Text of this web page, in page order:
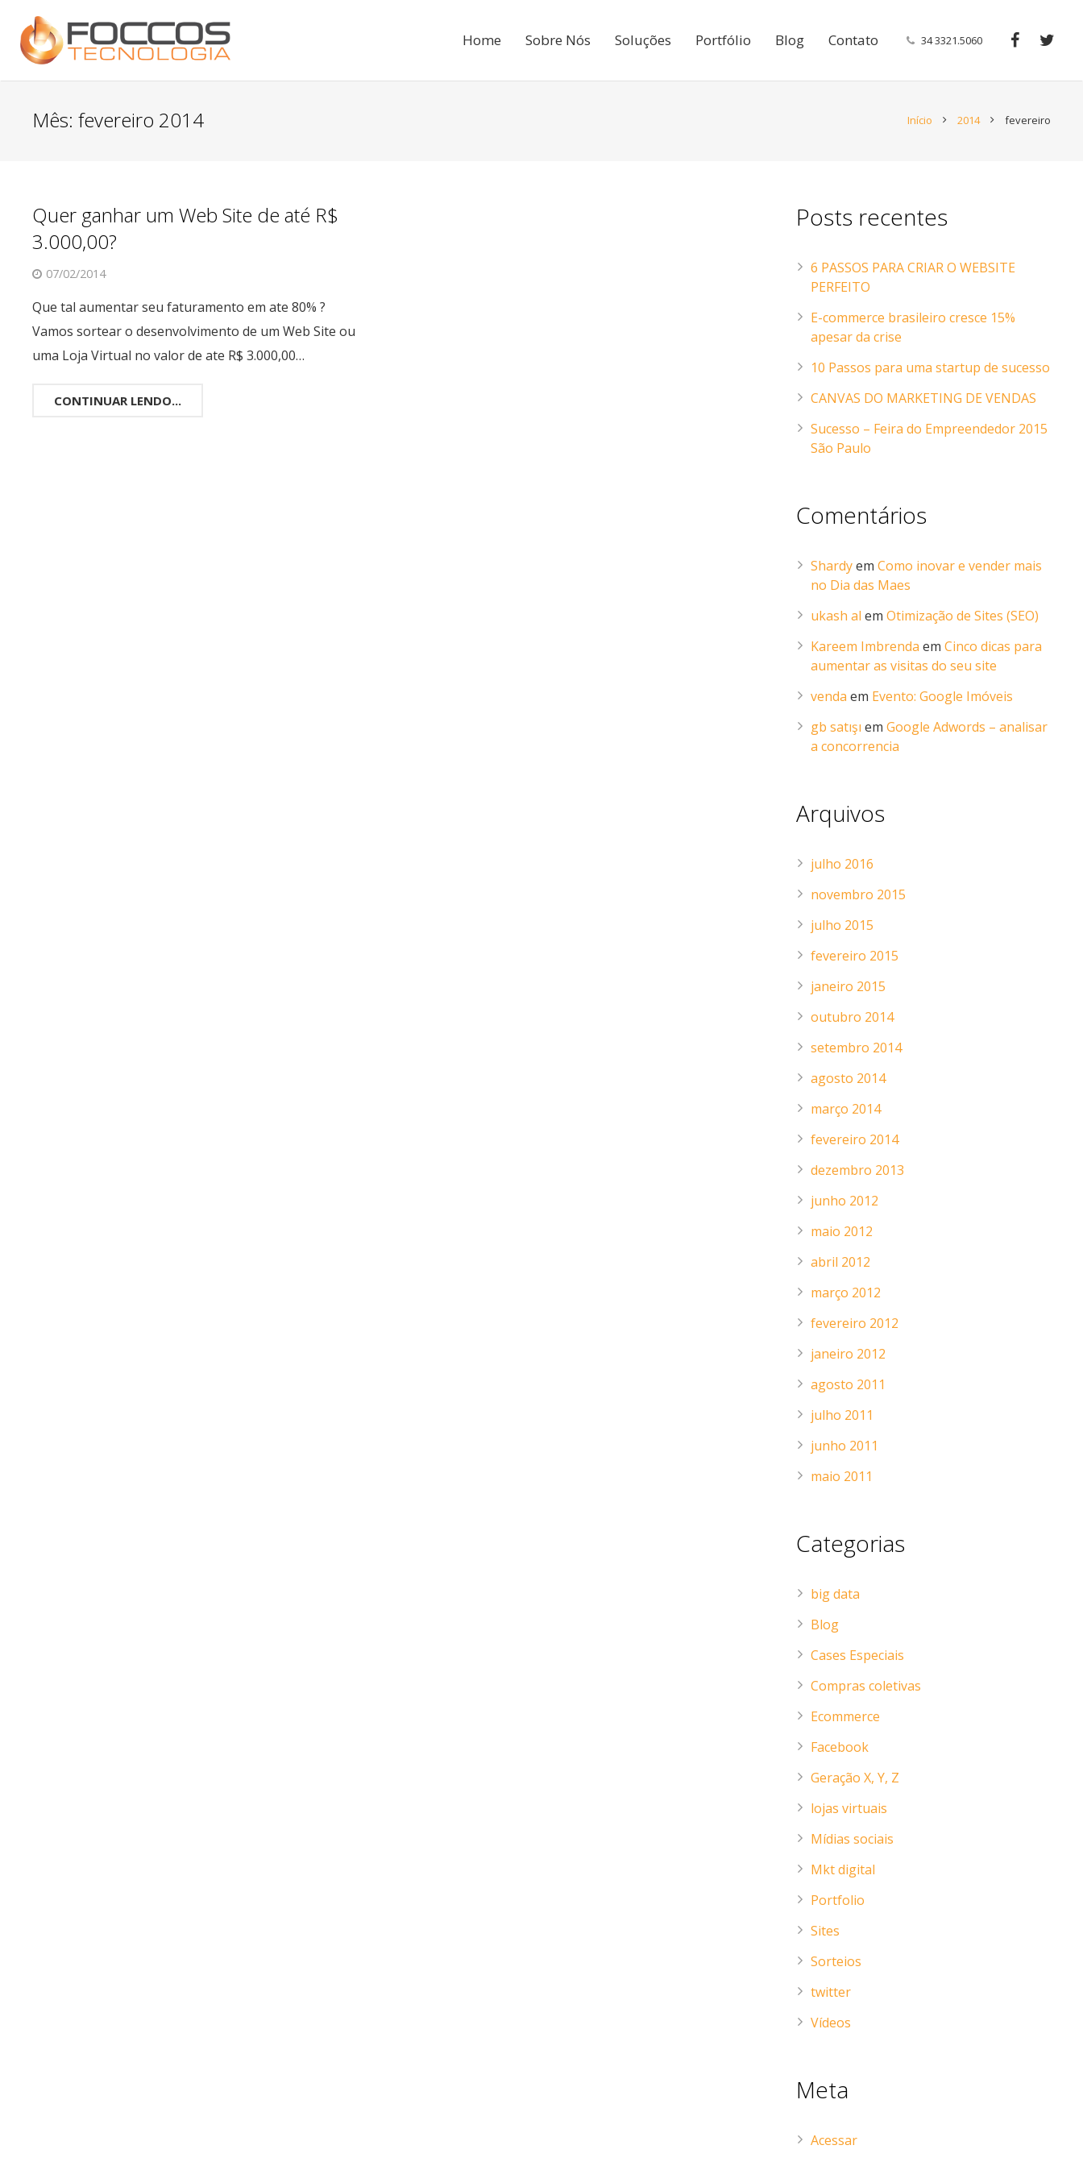
Home Sobre Nós Soluções Portfólio Blog Contato 34 3321.5060
Mês: fevereiro 2014 Início 2014 fevereiro
Quer ganhar um Web Site de até R$
3.000,00?
07/02/2014
Que tal aumentar seu faturamento em ate 80% ?
Vamos sortear o desenvolvimento de um Web Site ou
uma Loja Virtual no valor de ate R$ 3.000,00…
CONTINUAR LENDO...
Posts recentes
6 PASSOS PARA CRIAR O WEBSITE
PERFEITO
E-commerce brasileiro cresce 15%
apesar da crise
10 Passos para uma startup de sucesso
CANVAS DO MARKETING DE VENDAS
Sucesso – Feira do Empreendedor 2015
São Paulo
Comentários
Shardyem Como inovar e vender mais
no Dia das Maes
ukash al em Otimização de Sites (SEO)
Kareem Imbrenda em Cinco dicas para
aumentar as visitas do seu site
venda em Evento: Google Imóveis
gb satışı em Google Adwords – analisar
a concorrencia
Arquivos
julho 2016
novembro 2015
julho 2015
fevereiro 2015
janeiro 2015
outubro 2014
setembro 2014
agosto 2014
março 2014
fevereiro 2014
dezembro 2013
junho 2012
maio 2012
abril 2012
março 2012
fevereiro 2012
janeiro 2012
agosto 2011
julho 2011
junho 2011
maio 2011
Categorias
big data
Blog
Cases Especiais
Compras coletivas
Ecommerce
Facebook
Geração X, Y, Z
lojas virtuais
Mídias sociais
Mkt digital
Portfolio
Sites
Sorteios
twitter
Vídeos
Meta
Acessar